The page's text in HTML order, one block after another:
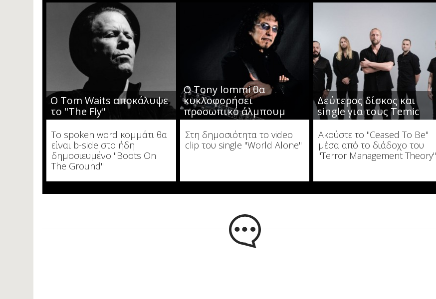
Ο Tom Waits αποκάλυψε
το "The Fly"
To spoken word κομμάτι θα
είναι b-side στο ήδη
δημοσιευμένο "Boots On
The Ground"
Ο Tony Iommi θα
κυκλοφορήσει
προσωπικό άλμπουμ
Στη δημοσιότητα το video
clip του single "World Alone"
Δεύτερος δίσκος και
single για τους Temic
Ακούστε το "Ceased To Be"
μέσα από το διάδοχο του
"Terror Management Theory"